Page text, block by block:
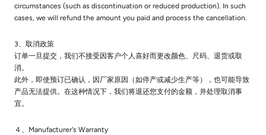
circumstances (such as discontinuation or reduced production). In such
cases, we will refund the amount you paid and process the cancellation.
3、取消政策
订单一旦提交，我们不接受因客户个人喜好而更改颜色、尺码、退货或取
消。
此外，即使预订已确认，因厂家原因（如停产或减少生产等），也可能导致
产品无法提供。在这种情况下，我们将退还您支付的金额，并处理取消事
宜。
４、Manufacturer's Warranty